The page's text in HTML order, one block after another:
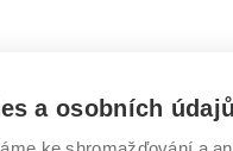
a osobních údajů